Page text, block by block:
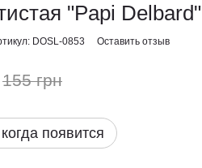
"Papi Delbard"
DOSL-0853 Оставить отзыв
155 грн
появится